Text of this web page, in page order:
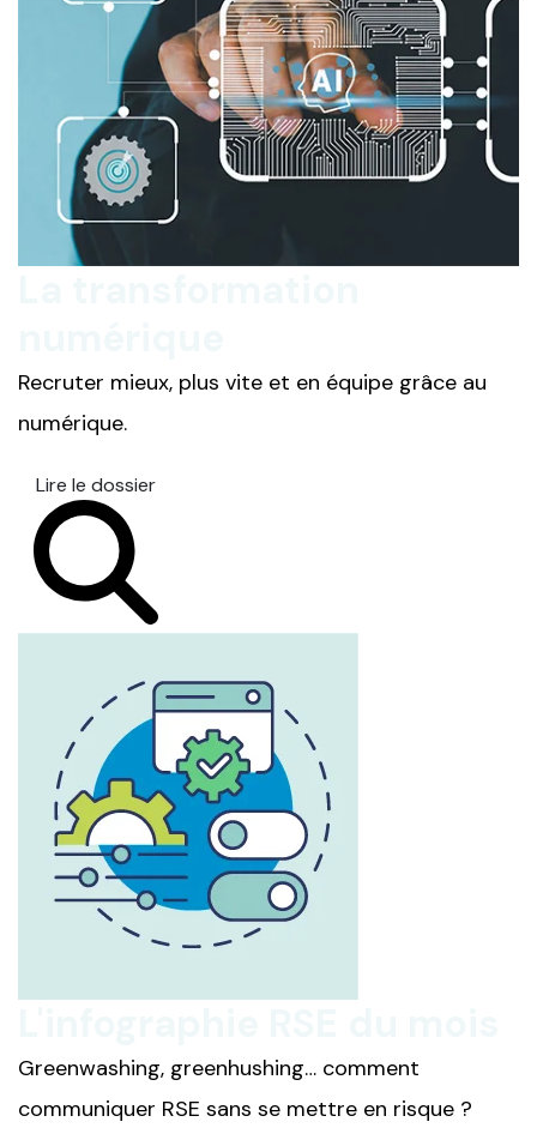
Recruter mieux, plus vite et en équipe grâce au
numérique.
Lire le dossier
Greenwashing, greenhushing… comment
communiquer RSE sans se mettre en risque ?